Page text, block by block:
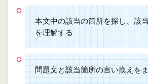
本文中の該当の箇所を探し、該
を理解する
問題文と該当箇所の言い換えを